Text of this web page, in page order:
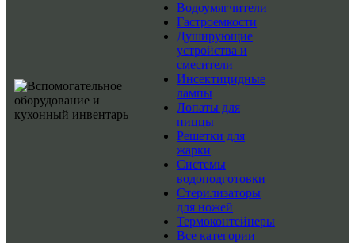
Водоумягчители
Гастроемкости
Душирующие
устройства и
смесители
Инсектицидные
лампы
Лопаты для
пиццы
Решетки для
жарки
Системы
водоподготовки
Стерилизаторы
для ножей
Термоконтейнеры
Все категории